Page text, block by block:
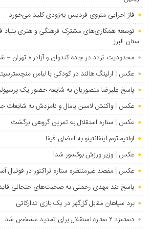
فاز اجرایی متروی فردیس به‌زودی کلید می‌خورد
توسعه همکاری‌های مشترک فرهنگی و هنری بنیاد
استان البرز
محدودیت تردد در جاده کندوان و آزادراه تهران –
عکس | ارلینگ هالند در کودکی با لباس
پاسخ علیرضا منصوریان به شایعه حضور یک
عکس | واکنش لامین یامال و نامزدش به شایعات
عکس | ستاره استقلال به تمرین گروهی برگشت
اولتیماتوم اینفانتینو به اعضای فیفا
عکس | وزیر ورزش بوکسور شد!
عکس | مقصد غیرمنتظره ستاره تراکتور در فوتبال
پاسخ تند مهدی رحمتی به صحبت‌های جنجالی
برد سپاهان مقابل گل‌گهر در یک بازی تدارکاتی
دستمزد ۲ ستاره استقلال برای تمدید مشخص شد